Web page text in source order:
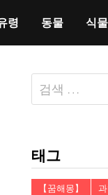
령 동물 식물
다
음
태그
【꿈해몽】